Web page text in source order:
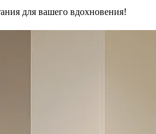
для вашего вдохновения!